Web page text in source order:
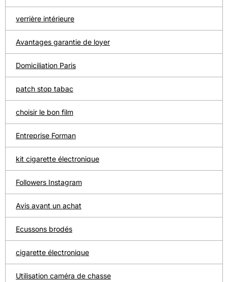
verrière intérieure
Avantages garantie de loyer
Domiciliation Paris
patch stop tabac
choisir le bon film
Entreprise Forman
kit cigarette électronique
Followers Instagram
Avis avant un achat
Ecussons brodés
cigarette électronique
Utilisation caméra de chasse